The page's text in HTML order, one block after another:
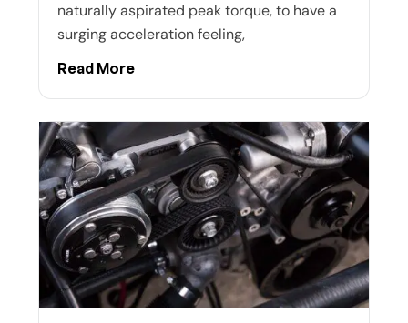
naturally aspirated peak torque, to have a
surging acceleration feeling,
Read More